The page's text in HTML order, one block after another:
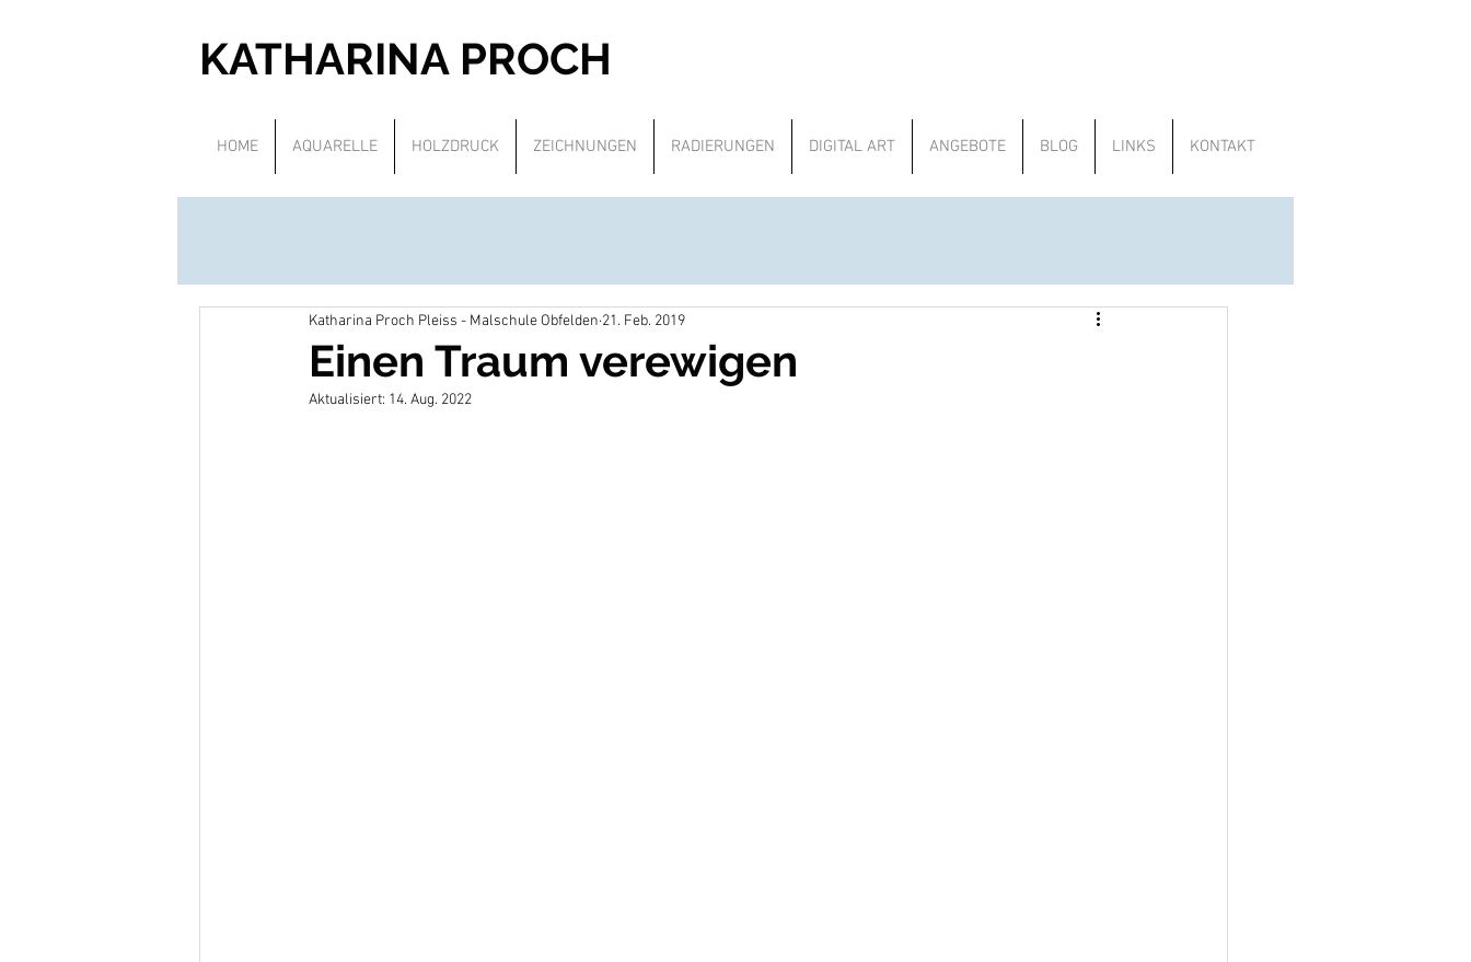
KATHARINA PROCH
HOME AQUARELLE HOLZDRUCK ZEICHNUNGEN RADIERUNGEN DIGITAL ART ANGEBOTE BLOG LINKS KONTAKT
Einen Traum verewigen
Katharina Proch Pleiss - Malschule Obfelden 21. Feb. 2019
Aktualisiert: 14. Aug. 2022